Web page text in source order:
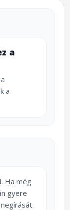
a
a
Ha még
gyere